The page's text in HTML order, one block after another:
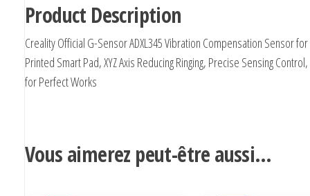
Product Description
Creality Official G-Sensor ADXL345 Vibration Compensation Sensor
Printed Smart Pad, XYZ Axis Reducing Ringing, Precise Sensing
for Perfect Works
Vous aimerez peut-être aussi…